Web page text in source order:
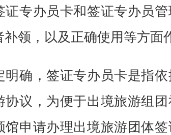
证专办员卡和签证专办员
领，以及正确使用等方面
，签证专办员卡是指依
协议，为便于出境旅游组
馆申请办理出境旅游团体